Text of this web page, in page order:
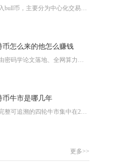
想要购入bull币，主要分为中心化交易所现货购买以及Web3钱包连接去中心化交易所兑换两种
币怎么来的他怎么赚钱
比特币由密码学论文落地、全网算力挖矿逐步产出，普通参与者主要依靠囤币、现货交易、算力挖矿、
币牛市是哪几年
比特币完整可追溯的四轮牛市集中在2011年、2013年、2016-2017年、2020-2
更多>>